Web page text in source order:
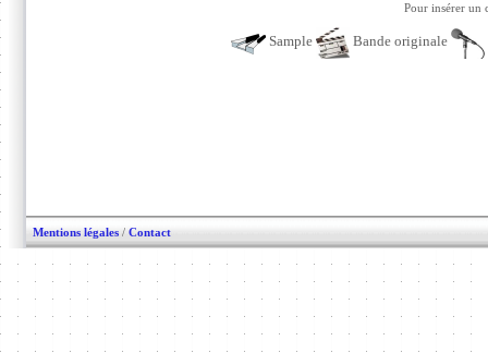
Pour insérer un
Sample Bande originale
Mentions légales / Contact